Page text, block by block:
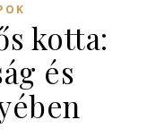
kotta:
és